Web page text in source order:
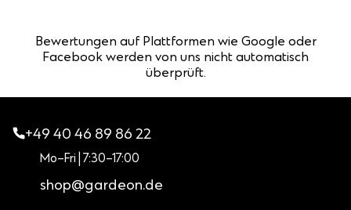
Bewertungen auf Plattformen wie Google oder
Facebook werden von uns nicht automatisch
überprüft.
+49 40 46 89 86 22
Mo–Fri | 7:30–17:00
shop@gardeon.de